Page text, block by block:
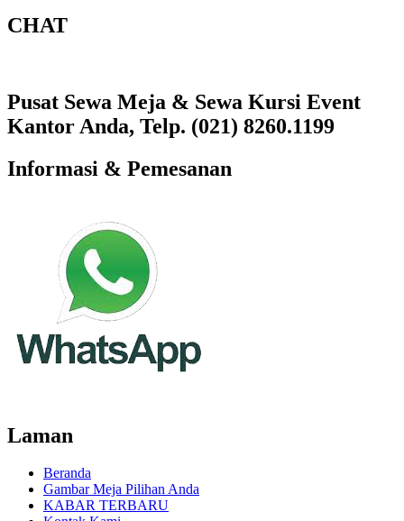
CHAT
Pusat Sewa Meja & Sewa Kursi Event
Kantor Anda, Telp. (021) 8260.1199
Informasi & Pemesanan
Laman
Beranda
Gambar Meja Pilihan Anda
KABAR TERBARU